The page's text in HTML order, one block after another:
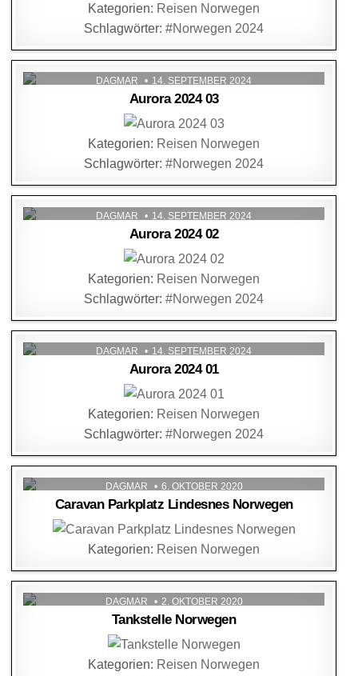
Kategorien: Reisen Norwegen
Schlagwörter: #Norwegen 2024
DAGMAR 14. SEPTEMBER 2024
Aurora 2024 03
Kategorien: Reisen Norwegen
Schlagwörter: #Norwegen 2024
DAGMAR 14. SEPTEMBER 2024
Aurora 2024 02
Kategorien: Reisen Norwegen
Schlagwörter: #Norwegen 2024
DAGMAR 14. SEPTEMBER 2024
Aurora 2024 01
Kategorien: Reisen Norwegen
Schlagwörter: #Norwegen 2024
DAGMAR 6. OKTOBER 2020
Caravan Parkplatz Lindesnes Norwegen
Kategorien: Reisen Norwegen
DAGMAR 2. OKTOBER 2020
Tankstelle Norwegen
Kategorien: Reisen Norwegen